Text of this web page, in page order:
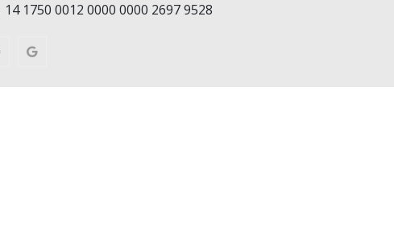
1750 0012 0000 0000 2697 9528